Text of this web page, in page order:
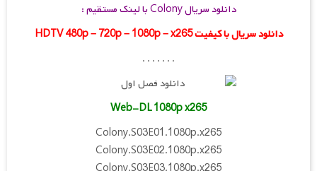
دانلود سریال Colony با لینک مستقیم :
دانلود سریال با کیفیت HDTV 480p – 720p – 1080p – x265
. . . . . . .
Web-DL 1080p x265
Colony.S03E01.1080p.x265
Colony.S03E02.1080p.x265